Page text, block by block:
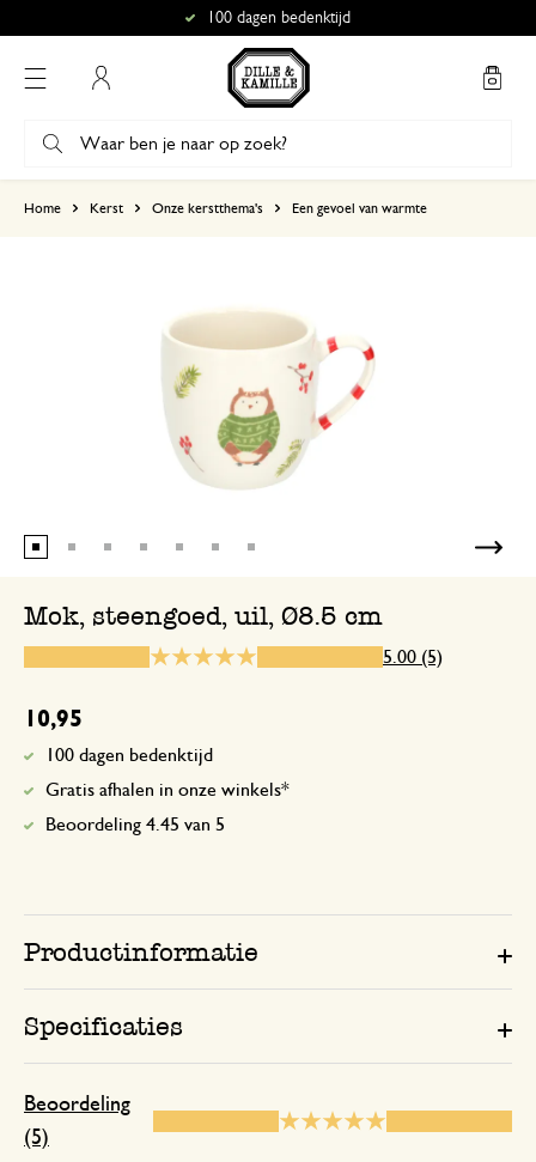
100 dagen bedenktijd
Home Kerst Onze kerstthema's Een gevoel van warmte
Mok, steengoed, uil, Ø8.5 cm
5.00 (5)
10,95
100 dagen bedenktijd
Gratis afhalen in onze winkels*
Beoordeling 4.45 van 5
Productinformatie
Specificaties
Beoordeling
(5)
1
in…
werden snel geleverd. Ze zijn